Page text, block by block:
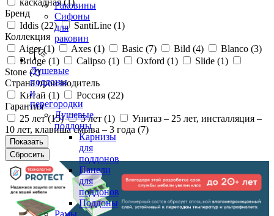
Раковины
Сифоны
для
раковин
Душевые
поддоны
и
перегородки
Душевые
поддоны
Карнизы
для
поддонов
Панели
для
поддонов
Поддоны
Бренд
Iddis (22) SantiLine (1)
Коллекция
Aiger (1) Axes (1) Basic (7) Bild (4) Blanco (3)
Bridge (1) Calipso (1) Oxford (1) Slide (1)
Stone (2)
Страна производитель
Китай (1) Россия (22)
Гарантия
25 лет (15) 5 лет (1)
Унитаз – 25 лет, инсталляция –
10 лет, клавиша смыва – 3 года (7)